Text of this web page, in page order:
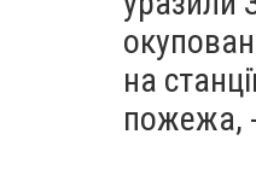
на
пожежа,